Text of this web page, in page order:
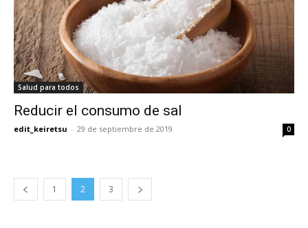
Salud para todos
Reducir el consumo de sal
edit_keiretsu - 29 de septiembre de 2019 0
1 2 3